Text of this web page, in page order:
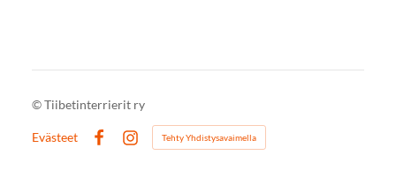
©Tiibetinterrierit ry
Evästeet
Instagram
Tehty Yhdistysavaimella